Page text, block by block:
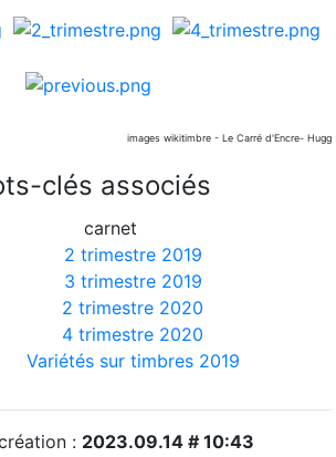
images wikitimbre - Le Carré d'Encre- Hugg
clés associés
carnet
2 trimestre 2019
3 trimestre 2019
2 trimestre 2020
4 trimestre 2020
Variétés sur timbres 2019
: 2023.09.14 # 10:43